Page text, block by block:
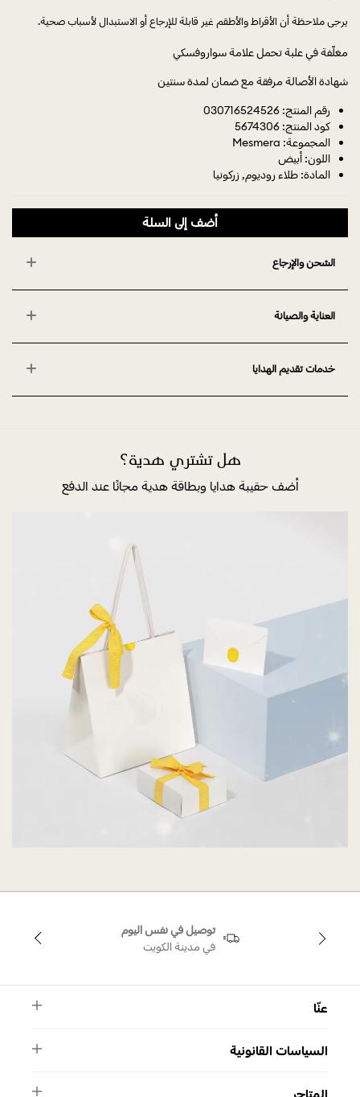
يرجى ملاحظة أن الأقراط والأطقم غير قابلة للإرجاع أو الاستبدال لأسباب صحية.
مغلّفة في علبة تحمل علامة سواروفسكي
شهادة الأصالة مرفقة مع ضمان لمدة سنتين
رقم المنتج: 030716524526
كود المنتج: 5674306
المجموعة: Mesmera
اللون: أبيض
المادة: طلاء روديوم, زركونيا
أضف إلى السلة
الشحن والإرجاع
العناية والصيانة
خدمات تقديم الهدايا
هل تشتري هدية؟
أضف حقيبة هدايا وبطاقة هدية مجانًا عند الدفع
توصيل في نفس اليوم
في مدينة الكويت
عنّا
الأسئلة الشائعة
السياسات القانونية
سياسة الخصوصية
المتاجر